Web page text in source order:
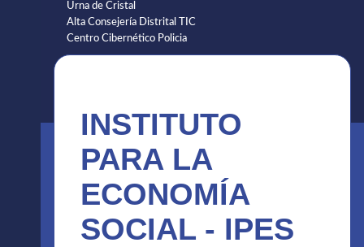
Urna de Cristal
Alta Consejería Distrital TIC
Centro Cibernético Policia
INSTITUTO
PARA LA
ECONOMÍA
SOCIAL - IPES